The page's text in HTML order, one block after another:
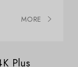
MORE
Plus